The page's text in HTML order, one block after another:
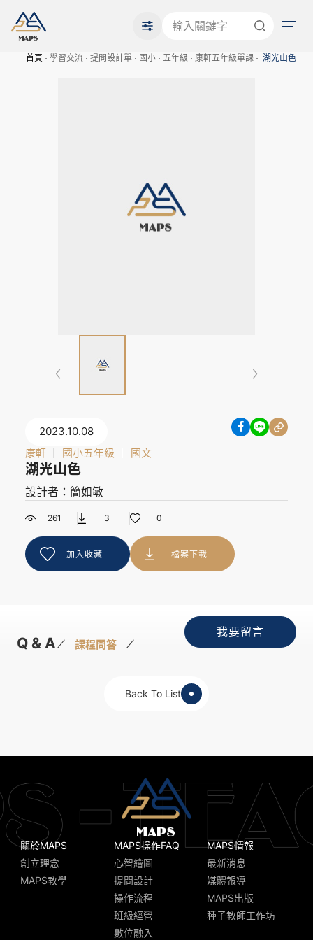
首頁 學習交流 提問設計單 國小 五年級 康軒五年級單課 湖光山色
2023.10.08
康軒
國小五年級 國文
湖光山色
設計者：簡如敏
261 3 0
加入收藏 檔案下載
Q & A 課程問答
我要留言
Back To List
關於MAPS
創立理念
MAPS教學
MAPS操作FAQ
心智繪圖
提問設計
操作流程
班級經營
數位融入
MAPS情報
最新消息
媒體報導
MAPS出版
種子教師工作坊